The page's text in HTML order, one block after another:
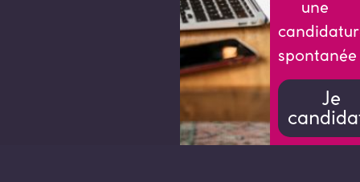
une
spontanée
Je